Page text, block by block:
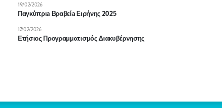
Παγκύπριa Βραβείa Ειρήνης 2025
19/02/2026
Ετήσιος Προγραμματισμός Διακυβέρνησης
17/02/2026